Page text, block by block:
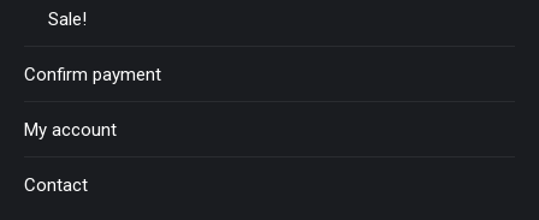
Sale!
Confirm payment
My account
Contact